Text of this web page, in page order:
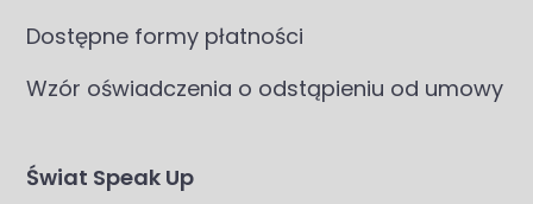
Dostępne formy płatności
Wzór oświadczenia o odstąpieniu od umowy
Świat Speak Up